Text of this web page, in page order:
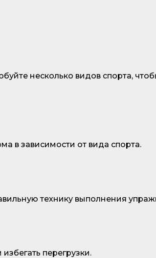
несколько видов спорта,
в зависимости от вида спорта.
технику выполнения
перегрузки.